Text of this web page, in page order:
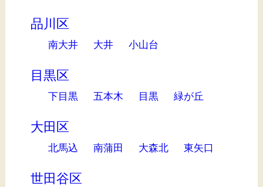
品川区
南大井 大井 小山台
目黒区
下目黒 五本木 目黒 緑が丘
大田区
北馬込 南蒲田 大森北 東矢口
世田谷区